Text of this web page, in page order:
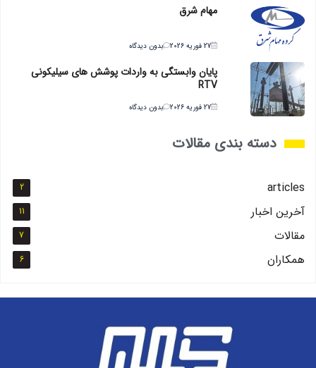
مهام شرق
27 فوریه 2026 بدون دیدگاه
پایان وابستگی به واردات پوشش های سیلیکونی
RTV
27 فوریه 2026 بدون دیدگاه
دسته بندی مقالات
articles
2
آخرین اخبار 11
مقالات 7
همکاران 6